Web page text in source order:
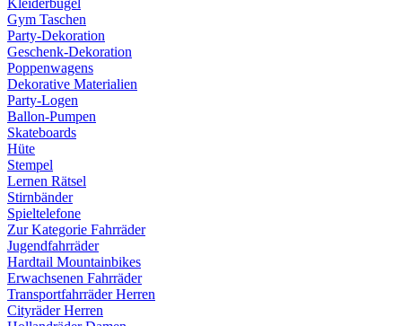
Kleiderbügel
Gym Taschen
Party-Dekoration
Geschenk-Dekoration
Poppenwagens
Dekorative Materialien
Party-Logen
Ballon-Pumpen
Skateboards
Hüte
Stempel
Lernen Rätsel
Stirnbänder
Spieltelefone
Zur Kategorie Fahrräder
Jugendfahrräder
Hardtail Mountainbikes
Erwachsenen Fahrräder
Transportfahrräder Herren
Cityräder Herren